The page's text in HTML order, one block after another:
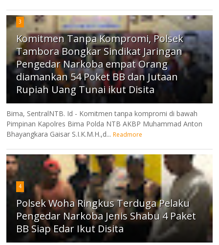
3
Komitmen Tanpa Kompromi, Polsek
Tambora Bongkar Sindikat Jaringan
Pengedar Narkoba empat Orang
diamankan 54 Poket BB dan Jutaan
Rupiah Uang Tunai ikut Disita
Bima, SentralNTB. Id - Komitmen tanpa kompromi di bawah
Pimpinan Kapolres Bima Polda NTB AKBP Muhammad Anton
Bhayangkara Gaisar S.I.K.M.H.,d... Readmore
4
Polsek Woha Ringkus Terduga Pelaku
Pengedar Narkoba Jenis Shabu 4 Paket
BB Siap Edar Ikut Disita